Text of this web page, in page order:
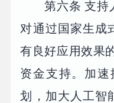
第六条 支持
对通过国家生成
有良好应用效果
资金支持。加速
划，加大人工智